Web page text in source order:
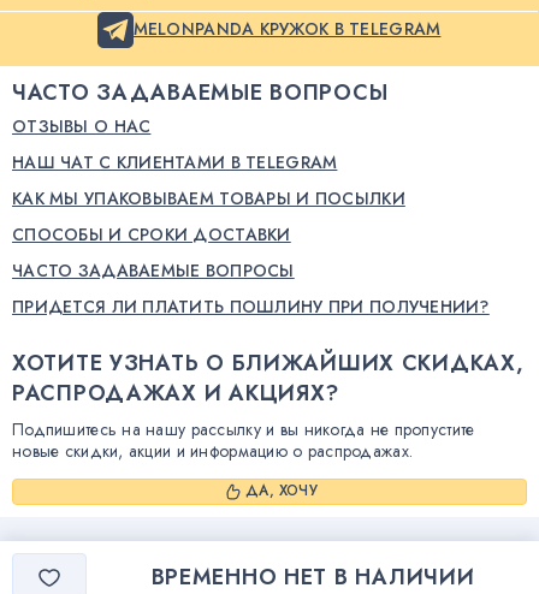
MELONPANDA КРУЖОК В TELEGRAM
ЧАСТО ЗАДАВАЕМЫЕ ВОПРОСЫ
ОТЗЫВЫ О НАС
НАШ ЧАТ С КЛИЕНТАМИ В TELEGRAM
КАК МЫ УПАКОВЫВАЕМ ТОВАРЫ И ПОСЫЛКИ
СПОСОБЫ И СРОКИ ДОСТАВКИ
ЧАСТО ЗАДАВАЕМЫЕ ВОПРОСЫ
ПРИДЕТСЯ ЛИ ПЛАТИТЬ ПОШЛИНУ ПРИ ПОЛУЧЕНИИ?
ХОТИТЕ УЗНАТЬ О БЛИЖАЙШИХ СКИДКАХ,
РАСПРОДАЖАХ И АКЦИЯХ?
Подпишитесь на нашу рассылку и вы никогда не пропустите
новые скидки, акции и информацию о распродажах.
ДА, ХОЧУ
ВРЕМЕННО НЕТ В НАЛИЧИИ